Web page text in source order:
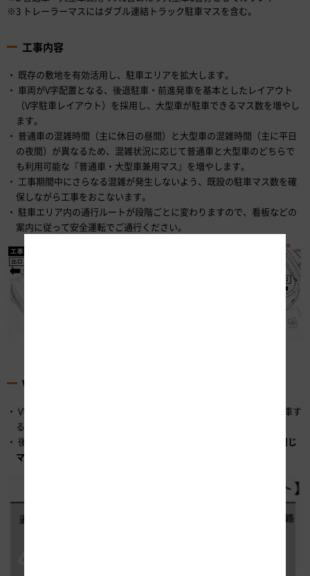
※3 トレーラーマスにはダブル連結トラック駐車マスを含む。
工事内容
既存の敷地を有効活用し、駐車エリアを拡大します。
車両がV字配置となる、後退駐車・前進発車を基本としたレイアウト
（V字駐車レイアウト）を採用し、大型車が駐車できるマス数を増やし
ます。
普通車の混雑時間（主に休日の昼間）と大型車の混雑時間（主に平日
の夜間）が異なるため、混雑状況に応じて普通車と大型車のどちらで
も利用可能な『普通車・大型車兼用マス』を増やします。
工事期間中にさらなる混雑が発生しないよう、既設の駐車マス数を確
保しながら工事をおこないます。
駐車エリア内の通行ルートが段階ごとに変わりますので、看板などの
案内に従って安全運転でご通行ください。
V字駐車レイアウト
V字駐車レイアウトとは、到着時に後退で駐車し出発時に前進で発車す
る駐車マスを、V字に並べたレイアウトのことです。
後退駐車を採用することで、通路が減少するため、
少ない面積で同じ
マス数